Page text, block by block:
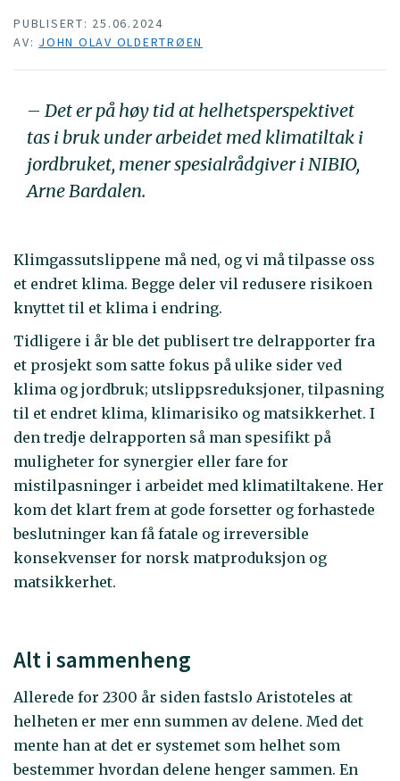
PUBLISERT: 25.06.2024
AV: JOHN OLAV OLDERTRØEN
– Det er på høy tid at helhetsperspektivet
tas i bruk under arbeidet med klimatiltak i
jordbruket, mener spesialrådgiver i NIBIO,
Arne Bardalen.
Klimgassutslippene må ned, og vi må tilpasse oss
et endret klima. Begge deler vil redusere risikoen
knyttet til et klima i endring.
Tidligere i år ble det publisert tre delrapporter fra
et prosjekt som satte fokus på ulike sider ved
klima og jordbruk; utslippsreduksjoner, tilpasning
til et endret klima, klimarisiko og matsikkerhet. I
den tredje delrapporten så man spesifikt på
muligheter for synergier eller fare for
mistilpasninger i arbeidet med klimatiltakene. Her
kom det klart frem at gode forsetter og forhastede
beslutninger kan få fatale og irreversible
konsekvenser for norsk matproduksjon og
matsikkerhet.
Alt i sammenheng
Allerede for 2300 år siden fastslo Aristoteles at
helheten er mer enn summen av delene. Med det
mente han at det er systemet som helhet som
bestemmer hvordan delene henger sammen. En